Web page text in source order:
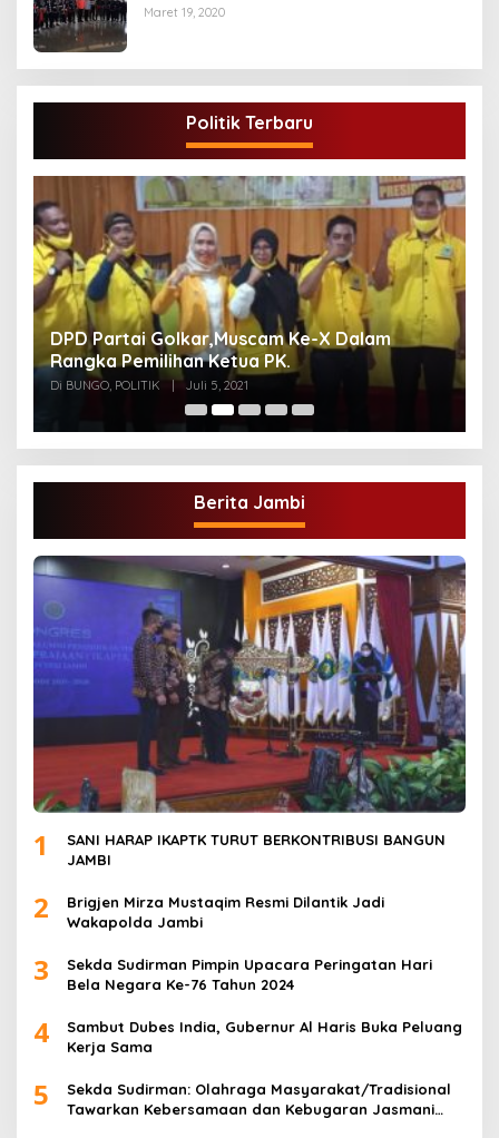
Maret 19, 2020
Politik Terbaru
DPD Partai Golkar,Muscam Ke-X Dalam
Rangka Pemilihan Ketua PK.
Di BUNGO, POLITIK Juli 5, 2021
Berita Jambi
1
SANI HARAP IKAPTK TURUT BERKONTRIBUSI BANGUN
JAMBI
2
Brigjen Mirza Mustaqim Resmi Dilantik Jadi
Wakapolda Jambi
3
Sekda Sudirman Pimpin Upacara Peringatan Hari
Bela Negara Ke-76 Tahun 2024
4
Sambut Dubes India, Gubernur Al Haris Buka Peluang
Kerja Sama
5
Sekda Sudirman: Olahraga Masyarakat/Tradisional
Tawarkan Kebersamaan dan Kebugaran Jasmani